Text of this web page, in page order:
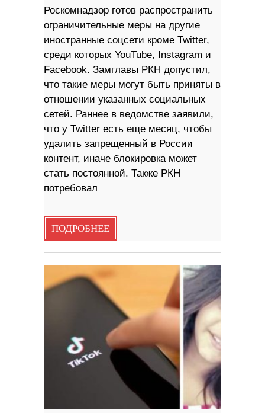
Роскомнадзор готов распространить
ограничительные меры на другие
иностранные соцсети кроме Twitter,
среди которых YouTube, Instagram и
Facebook. Замглавы РКН допустил,
что такие меры могут быть приняты в
отношении указанных социальных
сетей. Раннее в ведомстве заявили,
что у Twitter есть еще месяц, чтобы
удалить запрещенный в России
контент, иначе блокировка может
стать постоянной. Также РКН
потребовал
ПОДРОБНЕЕ